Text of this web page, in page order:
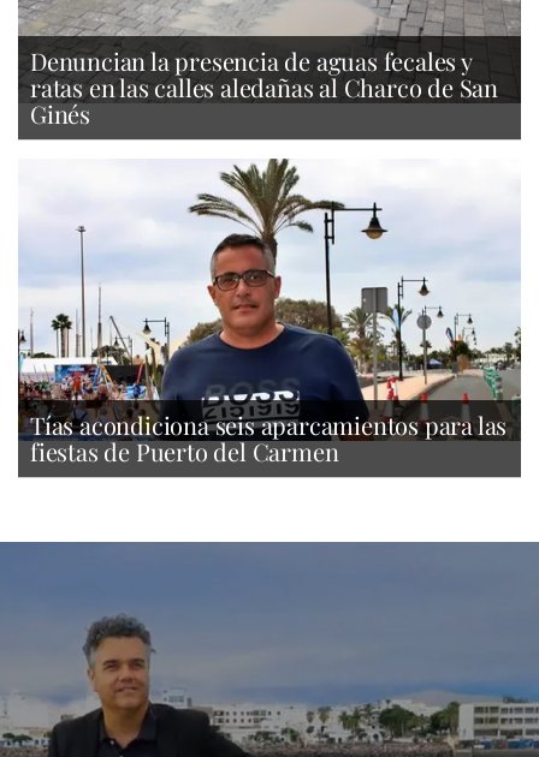
Denuncian la presencia de aguas fecales y
ratas en las calles aledañas al Charco de San
Ginés
Tías acondiciona seis aparcamientos para las
fiestas de Puerto del Carmen